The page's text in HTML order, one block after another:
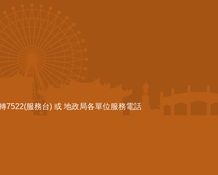
7522(服務台) 或 地政局各單位服務電話